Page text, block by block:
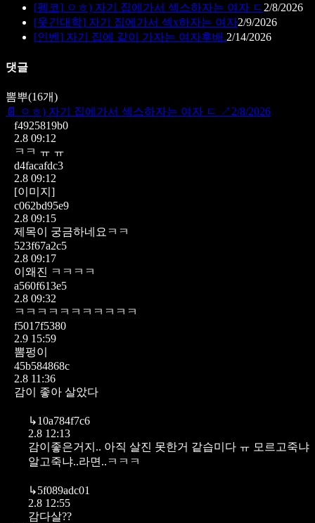
[펨코] ㅇㅎ) 자기 집에가서 섹스하자는 여자 ㄷ 2/8/2026
[웃긴대학] 자기 집에가서 섹x하자는 여자2/9/2026
[인벤 ] 자기 집에 같이 가자는 여자후배.2/14/2026
댓글
뽐뿌(16개)
📄
ㅇㅎ) 자기 집에가서 섹스하자는 여자 ㄷ ↗ 2/8/2026
f4925819b0
2.8 09:12
ㅋㅋ ㅠ ㅠ
d4facafdc3
2.8 09:12
[이미지]
c062bd95e9
2.8 09:15
제목이 궁금하네요ㅋㅋ
523f67a2c5
2.8 09:17
이왜진 ㅋㅋㅋㅋ
a560f613e5
2.8 09:32
ㅋㅋㅋㅋㅋㅋㅋㅋㅋㅋㅋ
f5017f5380
2.9 15:59
뽐펑이
45b584868c
2.8 11:36
감이 좋아 살았다
↳10a784f7c6
2.8 12:13
감이좋은거지.. 아직 살진 못한거 같습미다 ㅠ 모르고죽냐
알고죽냐..라면..ㅋㅋㅋ
↳5f089adc01
2.8 12:55
감다살??